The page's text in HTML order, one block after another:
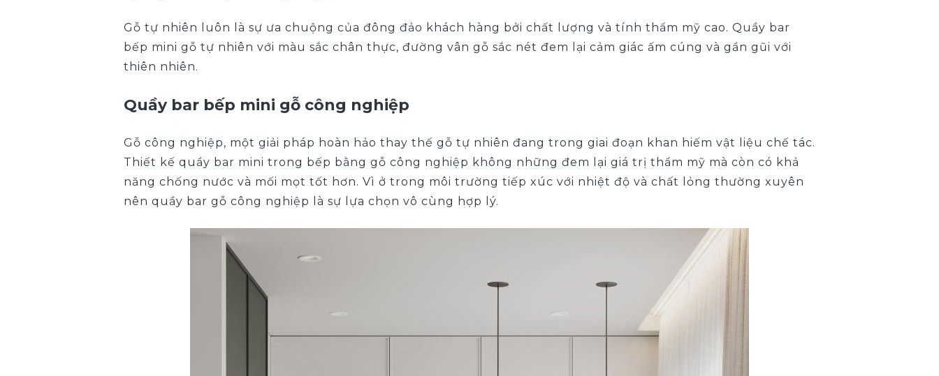
Gỗ tự nhiên luôn là sự ưa chuộng của đông đảo khách hàng bởi chất lượng và tính thẩm mỹ cao. Quầy bar
bếp mini gỗ tự nhiên với màu sắc chân thực, đường vân gỗ sắc nét đem lại cảm giác ấm cúng và gần gũi với
thiên nhiên.
Quầy bar bếp mini gỗ công nghiệp
Gỗ công nghiệp, một giải pháp hoàn hảo thay thế gỗ tự nhiên đang trong giai đoạn khan hiếm vật liệu chế tác.
Thiết kế quầy bar mini trong bếp bằng gỗ công nghiệp không những đem lại giá trị thẩm mỹ mà còn có khả
năng chống nước và mối mọt tốt hơn. Vì ở trong môi trường tiếp xúc với nhiệt độ và chất lỏng thường xuyên
nên quầy bar gỗ công nghiệp là sự lựa chọn vô cùng hợp lý.